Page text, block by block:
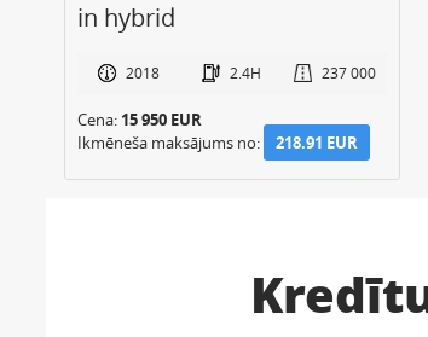
in hybrid
2018 2.4H 237 000
Cena: 15 950 EUR
Ikmēneša maksājums no:
218.91 EUR